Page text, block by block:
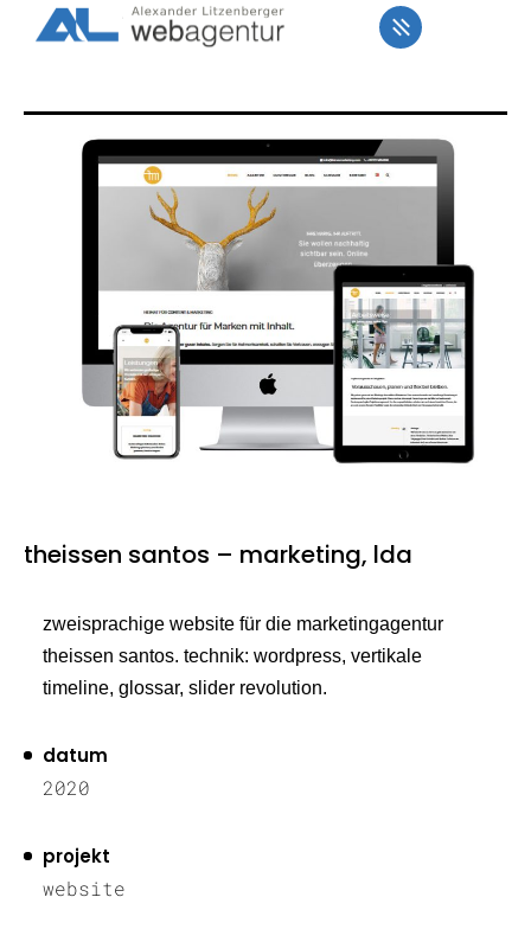
theissen santos – marketing, lda
zweisprachige website für die marketingagentur
theissen santos. technik: wordpress, vertikale
timeline, glossar, slider revolution.
datum
2020
projekt
website